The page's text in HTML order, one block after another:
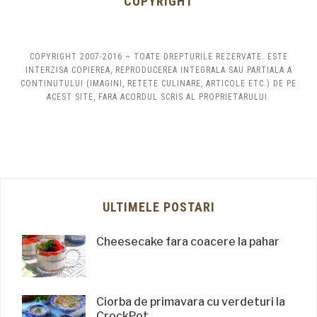
COPYRIGHT 2007-2016 ~ TOATE DREPTURILE REZERVATE. ESTE
INTERZISA COPIEREA, REPRODUCEREA INTEGRALA SAU PARTIALA A
CONTINUTULUI (IMAGINI, RETETE CULINARE, ARTICOLE ETC.) DE PE
ACEST SITE, FARA ACORDUL SCRIS AL PROPRIETARULUI.
ULTIMELE POSTARI
Cheesecake fara coacere la pahar
Ciorba de primavara cu verdeturi la